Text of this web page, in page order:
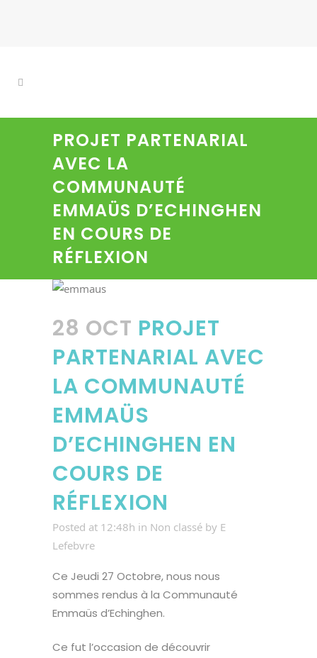
PROJET PARTENARIAL
AVEC LA
COMMUNAUTÉ
EMMAÜS D’ECHINGHEN
EN COURS DE
RÉFLEXION
28 OCT PROJET
PARTENARIAL AVEC
LA COMMUNAUTÉ
EMMAÜS
D’ECHINGHEN EN
COURS DE
RÉFLEXION
Posted at 12:48h in Non classé by E
Lefebvre
Ce Jeudi 27 Octobre, nous nous
sommes rendus à la Communauté
Emmaüs d’Echinghen.
Ce fut l’occasion de découvrir